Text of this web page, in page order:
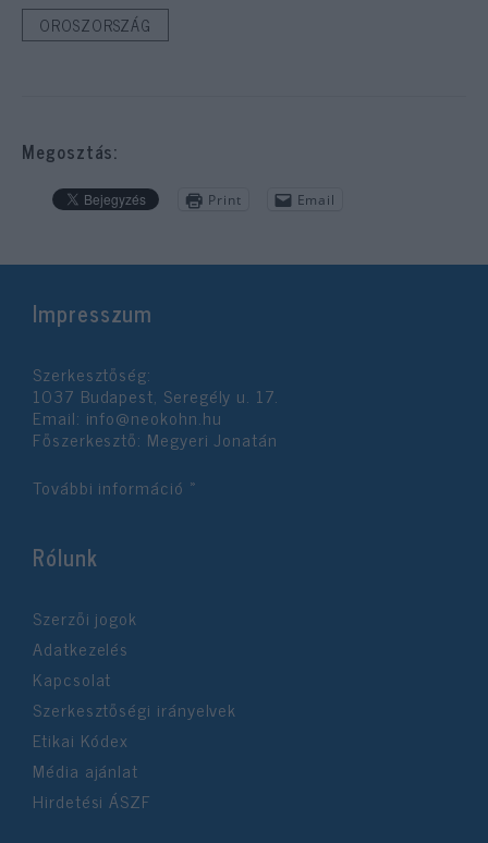
OROSZORSZÁG
Megosztás:
Print Email
Impresszum
Szerkesztőség:
1037 Budapest, Seregély u. 17.
Email: info@neokohn.hu
Főszerkesztő: Megyeri Jonatán
További információ »
Rólunk
Szerzői jogok
Adatkezelés
Kapcsolat
Szerkesztőségi irányelvek
Etikai Kódex
Média ajánlat
Hirdetési ÁSZF